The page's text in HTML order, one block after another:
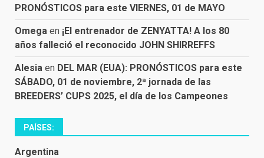
PRONÓSTICOS para este VIERNES, 01 de MAYO
Omega en ¡El entrenador de ZENYATTA! A los 80
años falleció el reconocido JOHN SHIRREFFS
Alesia en DEL MAR (EUA): PRONÓSTICOS para este
SÁBADO, 01 de noviembre, 2ª jornada de las
BREEDERS’ CUPS 2025, el día de los Campeones
PAÍSES:
Argentina